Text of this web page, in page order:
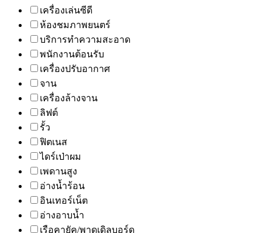
เครื่องเล่นซีดี
ห้องชมภาพยนตร์
บริการทำความสะอาด
พนักงานต้อนรับ
เครื่องปรับอากาศ
จาน
เครื่องล้างจาน
ลิฟต์
รั้ว
ฟิตเนส
ไดร์เป่าผม
เพดานสูง
อ่างน้ำร้อน
อินเทอร์เน็ต
อ่างอาบน้ำ
เรือคายัค/พาดเดิลบอร์ด